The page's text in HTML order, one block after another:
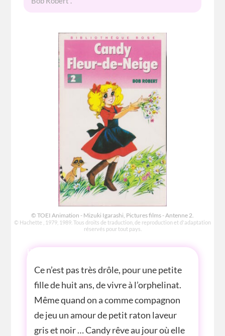
© TOEI Animation - Mizuki Igarashi, Pictures films - Antenne 2.
© Hachette , 1979, 1989. Tous droits de traduction, de reproduction et d'adaptation
réservés pour tout pays.
HISTOIRE
Ce n’est pas très drôle, pour une petite
fille de huit ans, de vivre à l’orphelinat.
Même quand on a comme compagnon
de jeu un amour de petit raton laveur
gris et noir … Candy rêve au jour où elle